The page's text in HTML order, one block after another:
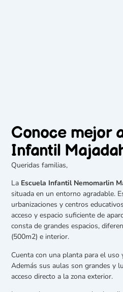
Conoce mejor
Infantil
Queridas familias,
La Escuela Infantil Nemomarlin
situada en un entorno agradable.
urbanizaciones y centros
acceso y espacio suficiente de
consta de grandes espacios,
(500m2) e interior.
Cuenta con una planta para el
Además sus aulas son grandes y
acceso directo a la zona exterior.